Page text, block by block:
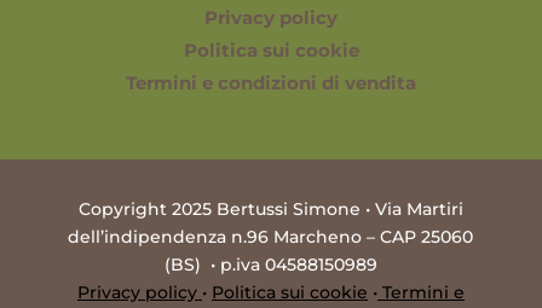
Privacy policy
Politica sui cookie
Termini e condizioni di vendita
Copyright 2025 Bertussi Simone • Via Martiri
dell’indipendenza n.96 Marcheno – CAP 25060
(BS) • p.iva 04588150989
Privacy policy • Politica sui cookie •Termini e